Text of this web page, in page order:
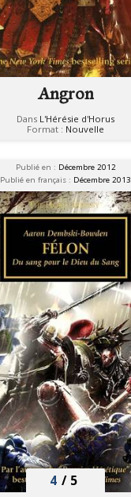
Angron
Dans L'Hérésie d'Horus
Format : Nouvelle
Publié en : Décembre 2012
Publié en français : Décembre 2013
4 / 5